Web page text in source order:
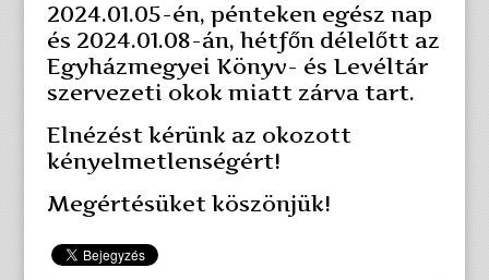
2024.01.05-én, pénteken egész nap
és 2024.01.08-án, hétfőn délelőtt az
Egyházmegyei Könyv- és Levéltár
szervezeti okok miatt zárva tart.
Elnézést kérünk az okozott
kényelmetlenségért!
Megértésüket köszönjük!